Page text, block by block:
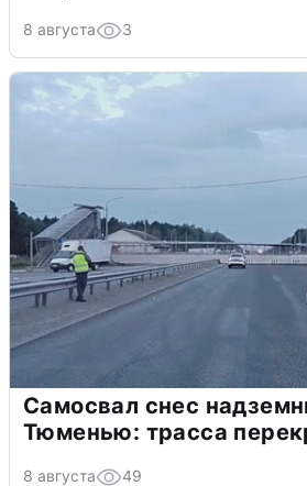
8 августа 3
Самосвал снес
Тюменью: трасса
8 августа 49